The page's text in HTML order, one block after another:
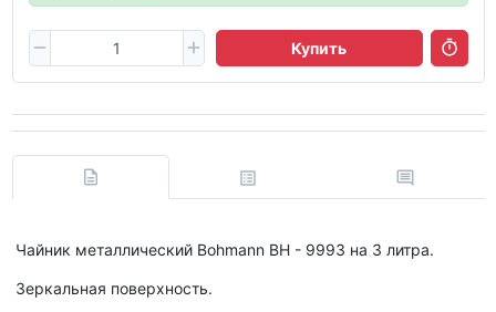
Купить
Чайник металлический Bohmann BH - 9993 на 3 литра.
Зеркальная поверхность.